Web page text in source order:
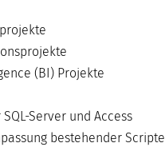
(BI) Projekte
Server und Access
bestehender Scripte